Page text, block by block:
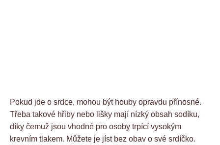
Pokud jde o srdce, mohou být houby opravdu přínosné.
Třeba takové hřiby nebo lišky mají nízký obsah sodíku,
díky čemuž jsou vhodné pro osoby trpící vysokým
krevním tlakem. Můžete je jíst bez obav o své srdíčko.